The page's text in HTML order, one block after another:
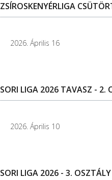
ZSÍROSKENYÉRLIGA
2026. Április 16
SORI LIGA 2026 TAVASZ - 2.
2026. Április 10
SORI LIGA 2026 - 3.